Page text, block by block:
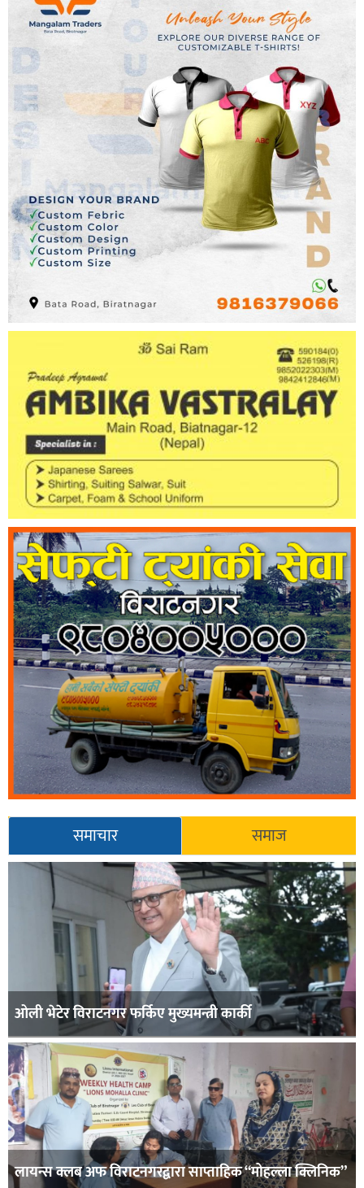
समाचार समाज
ओली भेटेर विराटनगर फर्किए मुख्यमन्त्री कार्की
लायन्स क्लब अफ विराटनगरद्वारा साप्ताहिक “मोहल्ला क्लिनिक”